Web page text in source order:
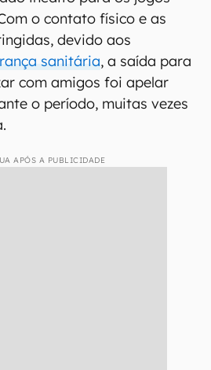
o contato físico e as
devido aos
sanitária, a saída para
com amigos foi apelar
o período, muitas vezes
APÓS A PUBLICIDADE